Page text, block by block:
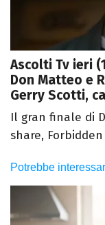
Ascolti Tv ieri
Don Matteo e
Gerry Scotti,
Il gran finale di
share,